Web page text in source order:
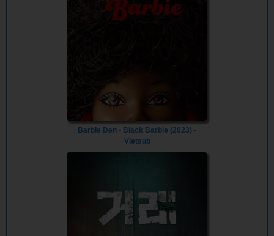
Barbie Đen - Black Barbie (2023) -
Vietsub